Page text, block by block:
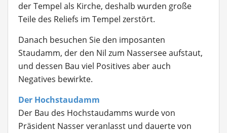
der Tempel als Kirche, deshalb wurden große
Teile des Reliefs im Tempel zerstört.
Danach besuchen Sie den imposanten
Staudamm, der den Nil zum Nassersee aufstaut,
und dessen Bau viel Positives aber auch
Negatives bewirkte.
Der Hochstaudamm
Der Bau des Hochstaudamms wurde von
Präsident Nasser veranlasst und dauerte von